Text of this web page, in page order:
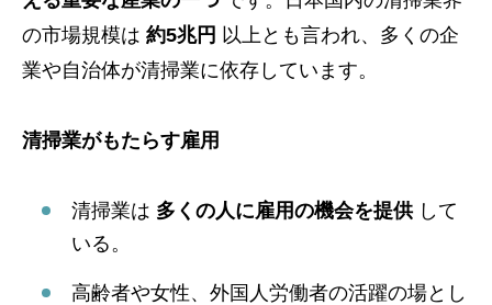
の市場規模は 約5兆円 以上とも言われ、多くの企
業や自治体が清掃業に依存しています。
清掃業がもたらす雇用
清掃業は 多くの人に雇用の機会を提供して
いる。
高齢者や女性、外国人労働者の活躍の場とし